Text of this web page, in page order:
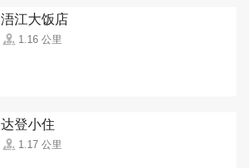
浯江大饭店
1.16 公里
达登小住
1.17 公里